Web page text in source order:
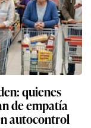
quienes
de empatía
autocontrol